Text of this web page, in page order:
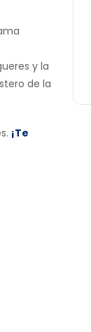
y la
de la
¡Te